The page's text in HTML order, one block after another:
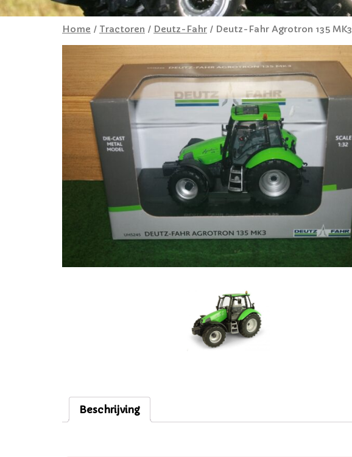
Home / Tractoren / Deutz-Fahr / Deutz-Fahr Agrotron 135 MK3
Beschrijving